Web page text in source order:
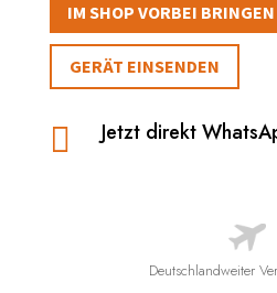
IM SHOP VORBEI BRINGEN
GERÄT EINSENDEN
 Jetzt direkt
Deutschlandweiter